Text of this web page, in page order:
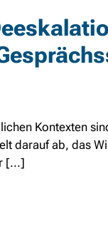
Kontexten
darauf ab, das
[...]